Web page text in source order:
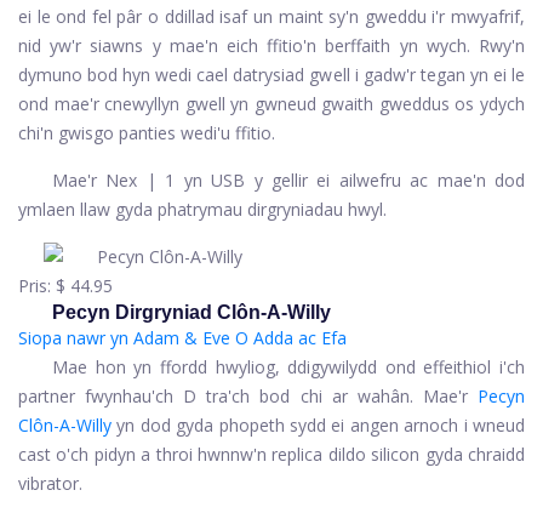
ei le ond fel pâr o ddillad isaf un maint sy'n gweddu i'r mwyafrif,
nid yw'r siawns y mae'n eich ffitio'n berffaith yn wych. Rwy'n
dymuno bod hyn wedi cael datrysiad gwell i gadw'r tegan yn ei le
ond mae'r cnewyllyn gwell yn gwneud gwaith gweddus os ydych
chi'n gwisgo panties wedi'u ffitio.
Mae'r Nex | 1 yn USB y gellir ei ailwefru ac mae'n dod
ymlaen llaw gyda phatrymau dirgryniadau hwyl.
Pris: $ 44.95
Pecyn Dirgryniad Clôn-A-Willy
Siopa nawr yn Adam & Eve O Adda ac Efa
Mae hon yn ffordd hwyliog, ddigywilydd ond effeithiol i'ch
partner fwynhau'ch D tra'ch bod chi ar wahân. Mae'r Pecyn
Clôn-A-Willy yn dod gyda phopeth sydd ei angen arnoch i wneud
cast o'ch pidyn a throi hwnnw'n replica dildo silicon gyda chraidd
vibrator.